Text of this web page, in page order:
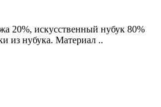
20%, искусственный нубук 80%
из нубука. Материал ..